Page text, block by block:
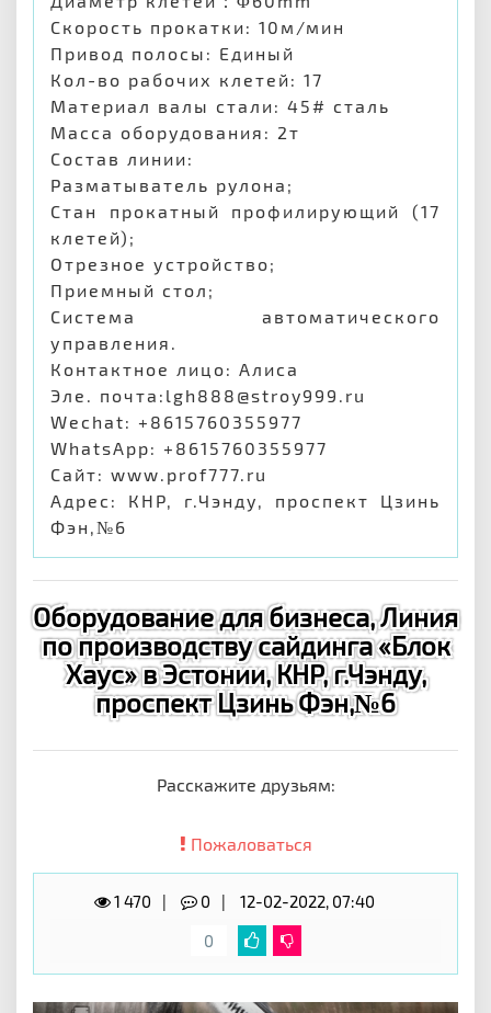
Скорость прокатки: 10м/мин
Привод полосы: Единый
Кол-во рабочих клетей: 17
Материал валы стали: 45# сталь
Масса оборудования: 2т
Состав линии:
Разматыватель рулона;
Стан прокатный профилирующий (17
клетей);
Отрезное устройство;
Приемный стол;
Система автоматического
управления.
Контактное лицо: Алиса
Эле. почта:lgh888@stroy999.ru
Wechat: +8615760355977
WhatsApp: +8615760355977
Сайт: www.prof777.ru
Адрес: КНР, г.Чэнду, проспект Цзинь
Фэн,№6
Оборудование для бизнеса, Линия
по производству сайдинга «Блок
Хаус» в Эстонии, КНР, г.Чэнду,
проспект Цзинь Фэн,№6
Расскажите друзьям:
Пожаловаться
1 470 0
12-02-2022, 07:40
0